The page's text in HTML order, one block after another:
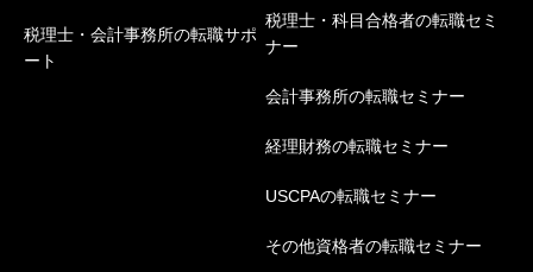
税理士・会計事務所の転職サポ
ート
税理士・科目合格者の転職セミ
ナー
会計事務所の転職セミナー
経理財務の転職セミナー
USCPAの転職セミナー
その他資格者の転職セミナー